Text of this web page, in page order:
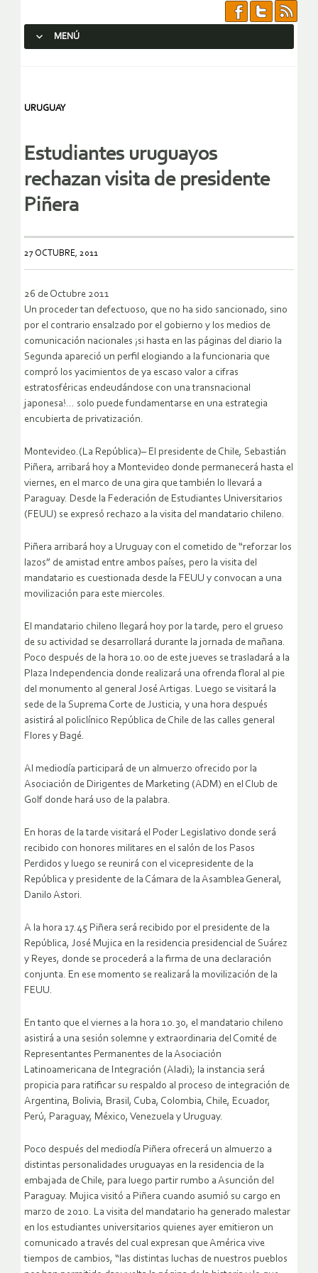
MENÚ
URUGUAY
Estudiantes uruguayos
rechazan visita de presidente
Piñera
27 OCTUBRE, 2011
26 de Octubre 2011
Un proceder tan defectuoso, que no ha sido sancionado, sino
por el contrario ensalzado por el gobierno y los medios de
comunicación nacionales ¡si hasta en las páginas del diario la
Segunda apareció un perfil elogiando a la funcionaria que
compró los yacimientos de ya escaso valor a cifras
estratosféricas endeudándose con una transnacional
japonesa!… solo puede fundamentarse en una estrategia
encubierta de privatización.
Montevideo.(La República)– El presidente de Chile, Sebastián
Piñera, arribará hoy a Montevideo donde permanecerá hasta el
viernes, en el marco de una gira que también lo llevará a
Paraguay. Desde la Federación de Estudiantes Universitarios
(FEUU) se expresó rechazo a la visita del mandatario chileno.
Piñera arribará hoy a Uruguay con el cometido de “reforzar los
lazos” de amistad entre ambos países, pero la visita del
mandatario es cuestionada desde la FEUU y convocan a una
movilización para este miercoles.
El mandatario chileno llegará hoy por la tarde, pero el grueso
de su actividad se desarrollará durante la jornada de mañana.
Poco después de la hora 10.00 de este jueves se trasladará a la
Plaza Independencia donde realizará una ofrenda floral al pie
del monumento al general José Artigas. Luego se visitará la
sede de la Suprema Corte de Justicia, y una hora después
asistirá al policlínico República de Chile de las calles general
Flores y Bagé.
Al mediodía participará de un almuerzo ofrecido por la
Asociación de Dirigentes de Marketing (ADM) en el Club de
Golf donde hará uso de la palabra.
En horas de la tarde visitará el Poder Legislativo donde será
recibido con honores militares en el salón de los Pasos
Perdidos y luego se reunirá con el vicepresidente de la
República y presidente de la Cámara de la Asamblea General,
Danilo Astori.
A la hora 17.45 Piñera será recibido por el presidente de la
República, José Mujica en la residencia presidencial de Suárez
y Reyes, donde se procederá a la firma de una declaración
conjunta. En ese momento se realizará la movilización de la
FEUU.
En tanto que el viernes a la hora 10.30, el mandatario chileno
asistirá a una sesión solemne y extraordinaria del Comité de
Representantes Permanentes de la Asociación
Latinoamericana de Integración (Aladi); la instancia será
propicia para ratificar su respaldo al proceso de integración de
Argentina, Bolivia, Brasil, Cuba, Colombia, Chile, Ecuador,
Perú, Paraguay, México, Venezuela y Uruguay.
Poco después del mediodía Piñera ofrecerá un almuerzo a
distintas personalidades uruguayas en la residencia de la
embajada de Chile, para luego partir rumbo a Asunción del
Paraguay. Mujica visitó a Piñera cuando asumió su cargo en
marzo de 2010. La visita del mandatario ha generado malestar
en los estudiantes universitarios quienes ayer emitieron un
comunicado a través del cual expresan que América vive
tiempos de cambios, “las distintas luchas de nuestros pueblos